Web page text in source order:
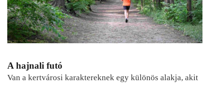
A hajnali futó
Van a kertvárosi karaktereknek egy különös alakja, akit